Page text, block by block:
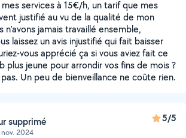
services à 15€/h, un tarif que mes
justifié au vu de la qualité de mon
n’avons jamais travaillé ensemble,
laissez un avis injustifié qui fait baisser
vous apprécié ça si vous aviez fait ce
plus jeune pour arrondir vos fins de mois ?
Un peu de bienveillance ne coûte rien.
supprimé
2024
5/5